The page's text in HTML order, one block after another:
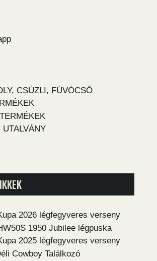
CSÚZLI, FÚVÓCSŐ
2026 légfegyveres verseny
1950 Jubilee légpuska
2025 légfegyveres verseny
Cowboy Találkozó